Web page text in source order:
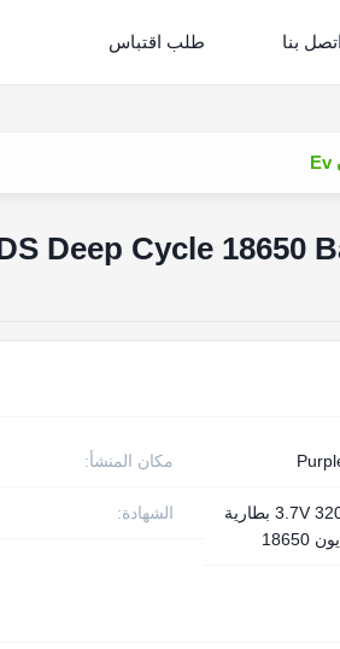
اتصل بنا طلب اقتباس
مكان المنشأ:
الشهادة:
3.7V 3200mAh بطارية